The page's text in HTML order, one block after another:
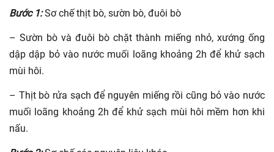
Bước 1:Sơ chế thịt bò, sườn bò, đuôi bò
– Sườn bò và đuôi bò chặt thành miếng nhỏ, xướng ống
dập dập bỏ vào nước muối loãng khoảng 2h để khử sạch
mùi hôi.
– Thịt bò rửa sạch để nguyên miếng rồi cũng bỏ vào nước
muối loãng khoảng 2h để khử sạch mùi hôi mềm hơn khi
nấu.